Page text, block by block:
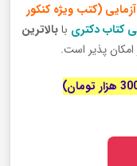
(کتب ویژه کنکور
کتاب دکتری بابالاترین
پذیر است.